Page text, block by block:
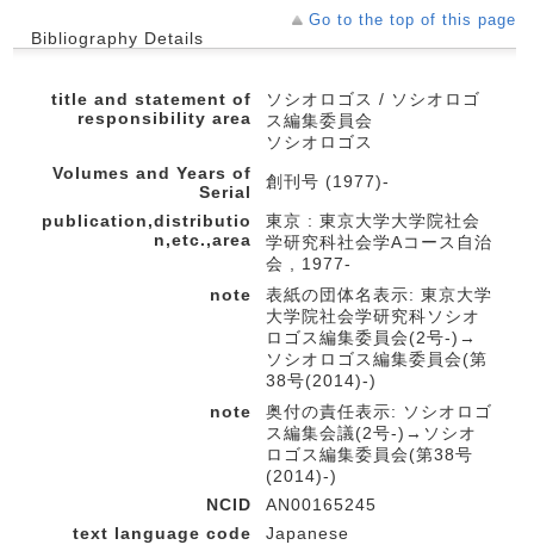
Go to the top of this page
Bibliography Details
title and statement of
responsibility area
ソシオロゴス / ソシオロゴ
ス編集委員会
ソシオロゴス
Volumes and Years of
Serial
創刊号 (1977)-
publication,distributio
n,etc.,area
東京 : 東京大学大学院社会
学研究科社会学Aコース自治
会 , 1977-
note
表紙の団体名表示: 東京大学
大学院社会学研究科ソシオ
ロゴス編集委員会(2号-)→
ソシオロゴス編集委員会(第
38号(2014)-)
note
奥付の責任表示: ソシオロゴ
ス編集会議(2号-)→ソシオ
ロゴス編集委員会(第38号
(2014)-)
NCID
AN00165245
text language code
Japanese